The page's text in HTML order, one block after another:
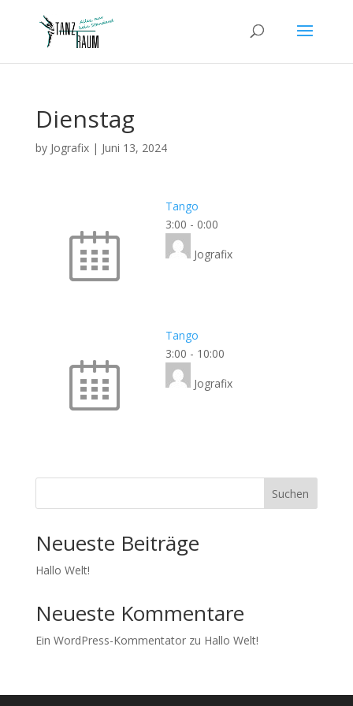
Dienstag
by Jografix| Juni 13, 2024
Tango
3:00 - 0:00
Jografix
Tango
3:00 - 10:00
Jografix
Suchen
Neueste Beiträge
Hallo Welt!
Neueste Kommentare
Ein WordPress-Kommentatorzu Hallo Welt!